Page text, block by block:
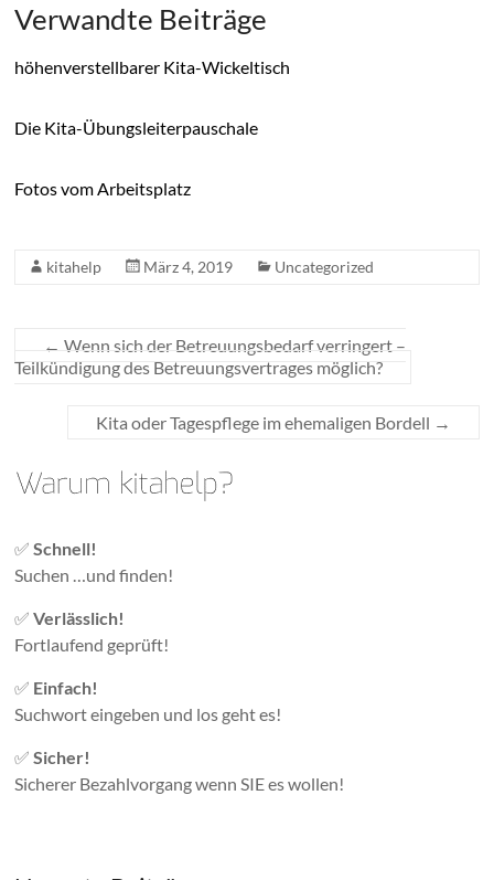
Verwandte Beiträge
höhenverstellbarer Kita-Wickeltisch
Die Kita-Übungsleiterpauschale
Fotos vom Arbeitsplatz
kitahelp März 4, 2019 Uncategorized
← Wenn sich der Betreuungsbedarf verringert –
Teilkündigung des Betreuungsvertrages möglich?
Kita oder Tagespflege im ehemaligen Bordell →
✅Schnell!
Suchen …und finden!
✅Verlässlich!
Fortlaufend geprüft!
✅ Einfach!
Suchwort eingeben und los geht es!
✅Sicher!
Sicherer Bezahlvorgang wenn SIE es wollen!